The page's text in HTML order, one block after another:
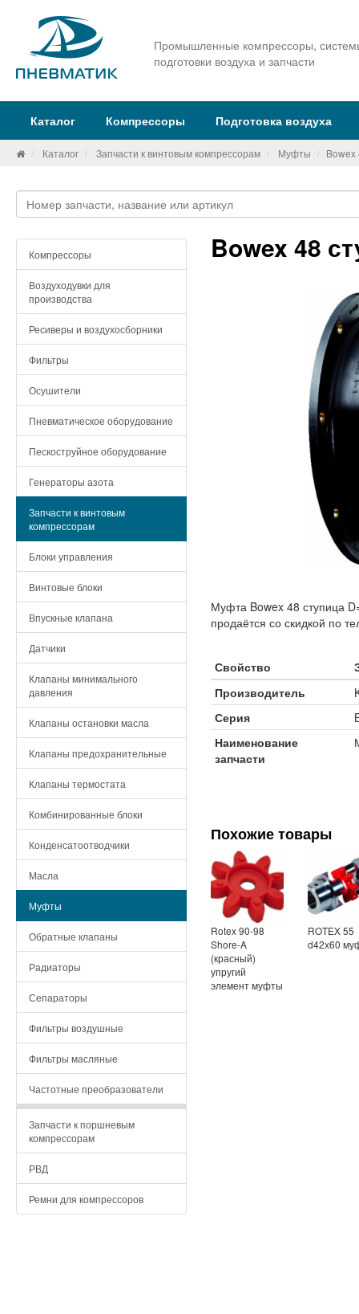
Промышленные компрессоры,
подготовки воздуха и запчасти
Каталог Компрессоры Подготовка воздуха
Каталог Запчасти к винтовым компрессорам Муфты
Компрессоры
Воздуходувки для
производства
Ресиверы и воздухосборники
Фильтры
Осушители
Пневматическое оборудование
Пескоструйное оборудование
Генераторы азота
Запчасти к винтовым
компрессорам
Блоки управления
Винтовые блоки
Впускные клапана
Датчики
Клапаны минимального
давления
Клапаны остановки масла
Клапаны предохранительные
Клапаны термостата
Комбинированные блоки
Конденсатоотводчики
Масла
Муфты
Обратные клапаны
Радиаторы
Сепараторы
Фильтры воздушные
Фильтры масляные
Частотные преобразователи
Запчасти к поршневым
компрессорам
РВД
Ремни для компрессоров
Bowex 48
Муфта Bowex 48 ступица
продаётся со скидкой по
Свойство
Производитель
Серия
Наименование
запчасти
Похожие товары
Rotex 90-98
Shore-A
(красный)
упругий
элемент муфты
ROTEX 55
d42х60